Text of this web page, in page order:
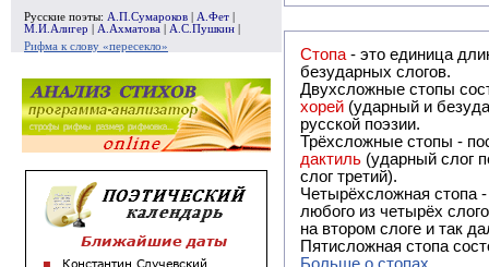
Русские поэты: А.П.Сумароков А.Фет
М.И.Алигер
А.Ахматова А.С.Пушкин
Рифма к слову «пересекло»
Стопа - это единица
безударных слогов.
Двухсложные стопы
хорей (ударный и
русской поэзии.
Трёхсложные стопы -
дактиль (ударный слог
слог третий).
Четырёхсложная стопа
любого из четырёх
на втором слоге и так
Пятисложная стопа